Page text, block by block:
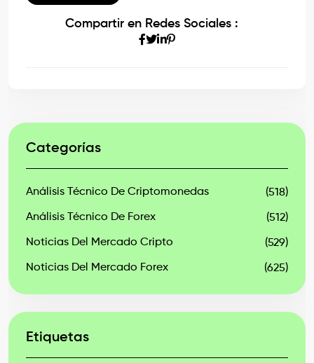
Compartir en Redes Sociales :
Categorías
Análisis Técnico De Criptomonedas (518)
Análisis Técnico De Forex (512)
Noticias Del Mercado Cripto (529)
Noticias Del Mercado Forex (625)
Etiquetas